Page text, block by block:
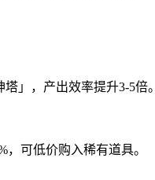
」，产出效率提升3-5倍。
可低价购入稀有道具。